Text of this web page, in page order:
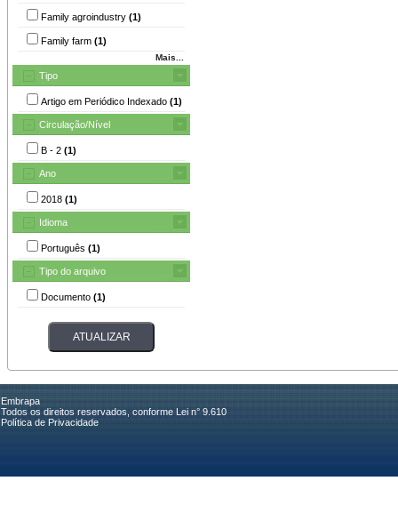
Family agroindustry (1)
Family farm (1)
Mais...
Tipo
Artigo em Periódico Indexado (1)
Circulação/Nível
B - 2 (1)
Ano
2018 (1)
Idioma
Português (1)
Tipo do arquivo
Documento (1)
Embrapa
Todos os direitos reservados, conforme Lei n° 9.610
Política de Privacidade